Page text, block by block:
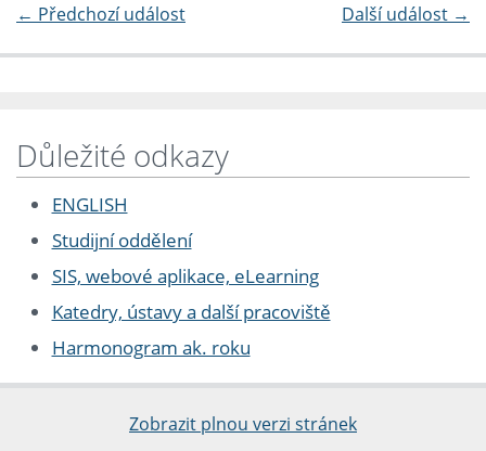
← Předchozí událost Další událost →
Důležité odkazy
ENGLISH
Studijní oddělení
SIS, webové aplikace, eLearning
Katedry, ústavy a další pracoviště
Harmonogram ak. roku
Zobrazit plnou verzi stránek